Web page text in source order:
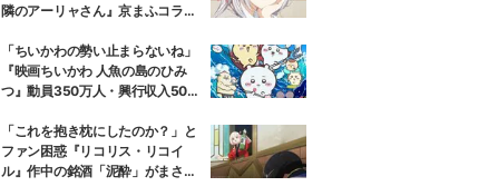
隣のアーリャさん』京まふコラボ
「ちいかわの勢い止まらないね」
『映画ちいかわ 人魚の島のひみ
つ』動員350万人・興行収入50億
「これを抱き枕にしたのか？」と
ファン困惑『リコリス・リコイ
ル』作中の銘酒「泥酔」がまさか